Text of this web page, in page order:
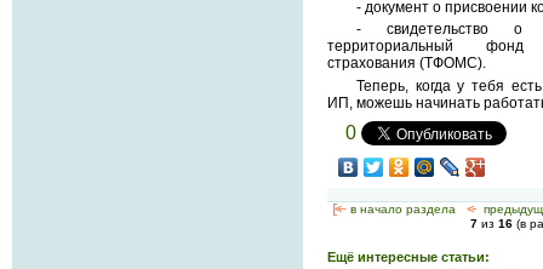
- документ о присвоении
- свидетельство о
территориальный фонд
страхования (ТФОМС).
Теперь, когда у тебя
ИП, можешь начинать
0
[<— в начало раздела <-
7 из 16 (в
Ещё интересные статьи: